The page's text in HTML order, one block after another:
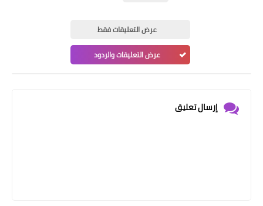
عرض التعليقات فقط
عرض التعليقات والردود
إرسال تعليق